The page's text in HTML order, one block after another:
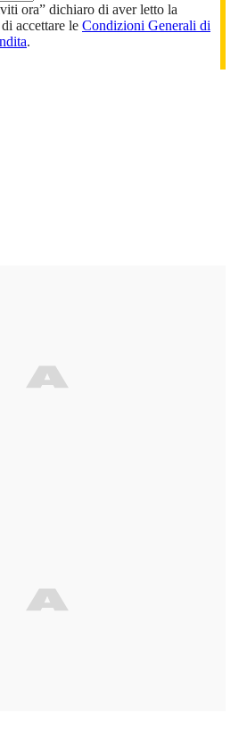
ora” dichiaro di aver letto la
accettare le Condizioni Generali di
.